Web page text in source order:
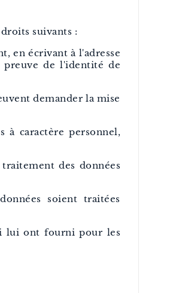
suivants :
en écrivant à l'adresse
preuve de l'identité de
demander la mise
à caractère personnel,
des données
soient traitées
lui ont fourni pour les